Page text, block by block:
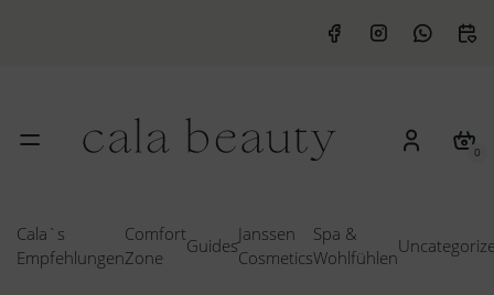
0
Cala`s
Empfehlungen
Comfort
Zone
Guides
Janssen
Cosmetics
Spa &
Wohlfühlen